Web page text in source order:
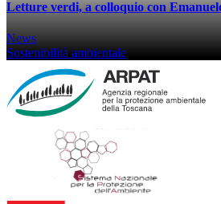
Letture verdi, a colloquio con
News
Sostenibilità ambientale